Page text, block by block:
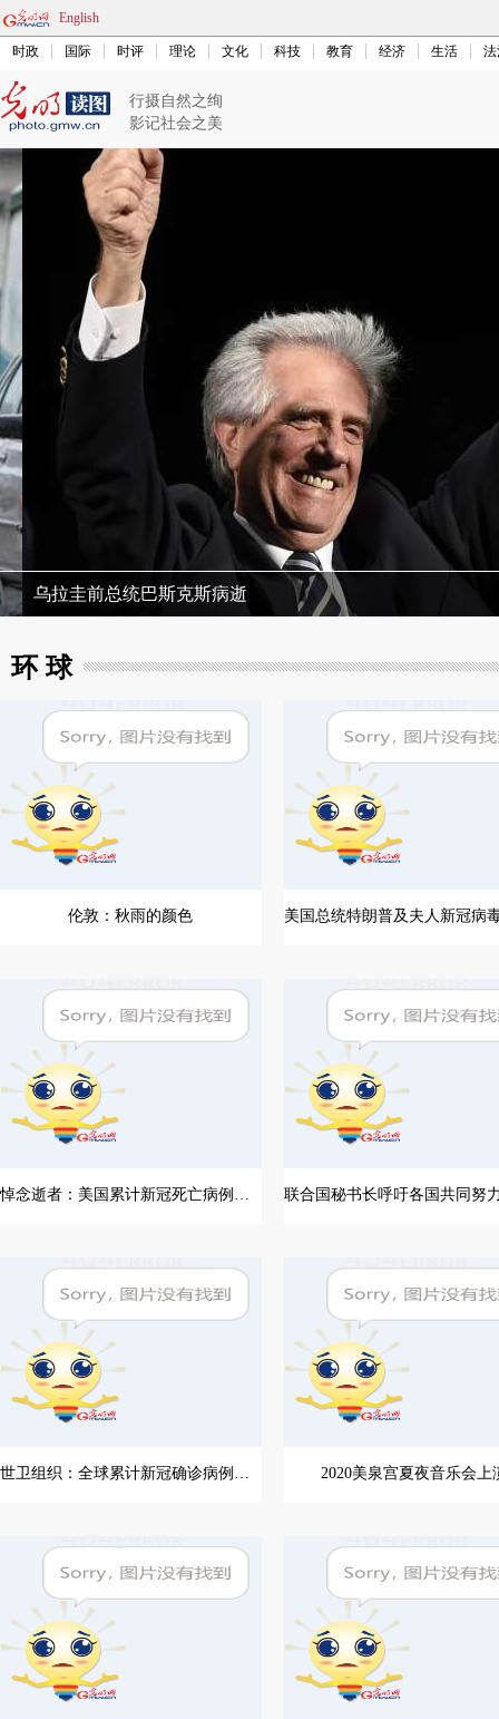
English
时政 国际 时评 理论 文化 科技 教育 经济 生活
行摄自然之绚
影记社会之美
乌拉圭前总统巴斯克斯病逝
环 球
伦敦：秋雨的颜色
悼念逝者：美国累计新冠死亡病例超过20万例
世卫组织：全球累计新冠确诊病例超3000万例 2020美泉宫夏夜音乐会上